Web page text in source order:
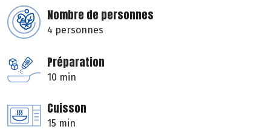
Nombre de personnes
4 personnes
Préparation
10 min
Cuisson
15 min